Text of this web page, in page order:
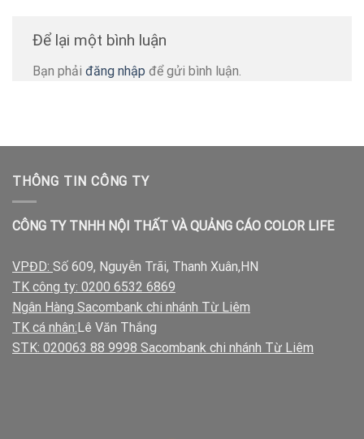
Để lại một bình luận
Bạn phải đăng nhập để gửi bình luận.
THÔNG TIN CÔNG TY
CÔNG TY TNHH NỘI THẤT VÀ QUẢNG CÁO COLOR LIFE
VPĐD: Số 609, Nguyễn Trãi, Thanh Xuân,HN
TK công ty: 0200 6532 6869
Ngân Hàng Sacombank chi nhánh Từ Liêm
TK cá nhân:Lê Văn Thắng
STK: 020063 88 9998 Sacombank chi nhánh Từ Liêm